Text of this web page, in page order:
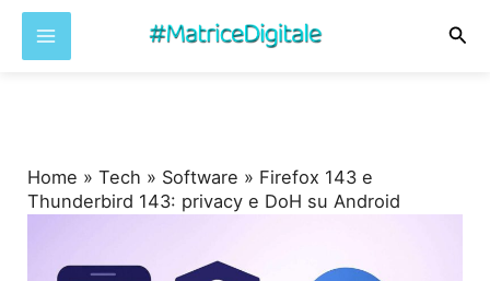
Home »Tech » Software » Firefox 143 e
Thunderbird 143: privacy e DoH su Android